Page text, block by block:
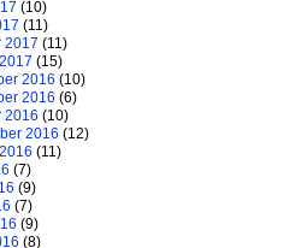
(10)
(11)
2017 (11)
(15)
2016 (10)
2016 (6)
2016 (10)
2016 (12)
(11)
(7)
(9)
(7)
(9)
(8)